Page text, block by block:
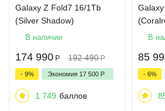
Galaxy Z Fold7 16/1Tb
(Silver Shadow)
В наличии
174 990 Р 192 490 Р
- 9% Экономия 17 500 Р
1 749 баллов
В
85
- 6%